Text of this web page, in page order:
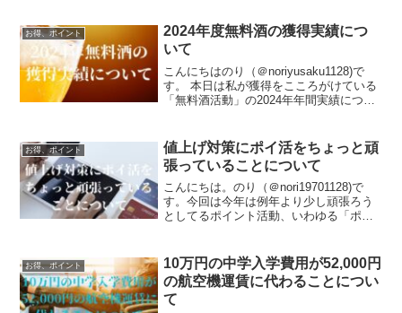
に獲得して使うかを楽しむ趣味に変わっ
てきてい...
お得、ポイント
2024年度無料酒の獲得実績につ
いて
こんにちはのり（＠noriyusaku1128)で
す。 本日は私が獲得をこころがけている
「無料酒活動」の2024年年間実績につい
れるのがお得ですし、規模は小さいなが
らも...
お得、ポイント
値上げ対策にポイ活をちょっと頑
張っていることについて
こんにちは。のり（＠nori19701128)で
す。今回は今年は例年より少し頑張ろう
としてるポイント活動、いわゆる「ポイ
影響資産は18万円。なにもせずに「出費
が増えて苦...
お得、ポイント
10万円の中学入学費用が52,000円
の航空機運賃に代わることについ
て